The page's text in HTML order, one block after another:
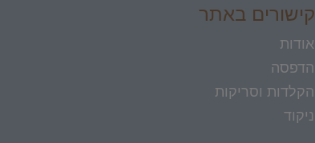
קישורים באתר
אודות
הדפסה
הקלדות וסריקות
ניקוד